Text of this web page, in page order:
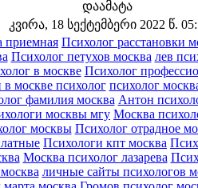
დაამატა
კვირა, 18 სექტემბერი 2022 წ.
приемная Психолог расстановки
Психолог петухов москва лев
в москве Психолог
москве психолог психолог
фамилия москва Антон
москвы мгу Москва
москвы Психолог отрадное
Психологи кпт москва
Москва психолог лазарева
личные сайты психологов